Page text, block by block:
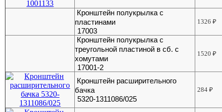
Кронштейн полукрылка с
пластинами
17003
1326₽
Кронштейн полукрылка с
треугольной пластиной в сб. с
хомутами
17001-2
1520₽
Кронштейн расширительного
бачка
5320-1311086/025
284₽